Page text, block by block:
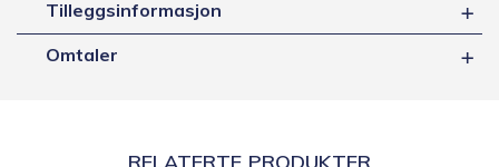
Tilleggsinformasjon
Omtaler
RELATERTE PRODUKTER